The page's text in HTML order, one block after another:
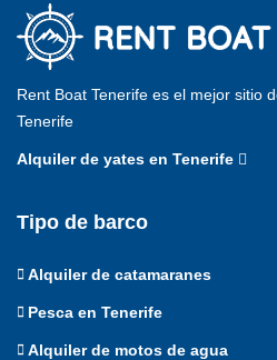
Rent Boat Tenerife es el mejor sitio
Tenerife
Alquiler de yates en Tenerife
Tipo de barco
Alquiler de catamaranes
Pesca en Tenerife
Alquiler de motos de agua